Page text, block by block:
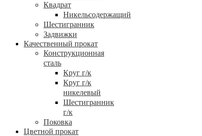
Квадрат
Никельсодержащий
Шестигранник
Задвижки
Качественный прокат
Конструкционная
сталь
Круг г/к
Круг г/к
никелевый
Шестигранник
г/к
Поковка
Цветной прокат